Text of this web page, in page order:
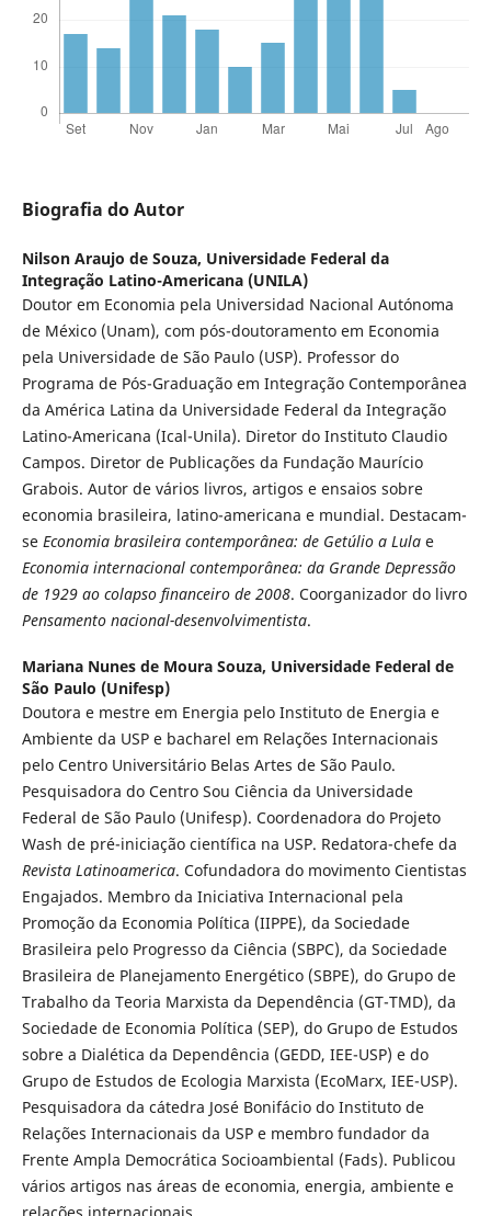
Biografia do Autor
Nilson Araujo de Souza, Universidade Federal da
Integração Latino-Americana (UNILA)
Doutor em Economia pela Universidad Nacional Autónoma
de México (Unam), com pós-doutoramento em Economia
pela Universidade de São Paulo (USP). Professor do
Programa de Pós-Graduação em Integração Contemporânea
da América Latina da Universidade Federal da Integração
Latino-Americana (Ical-Unila). Diretor do Instituto Claudio
Campos. Diretor de Publicações da Fundação Maurício
Grabois. Autor de vários livros, artigos e ensaios sobre
economia brasileira, latino-americana e mundial. Destacam-
se Economia brasileira contemporânea: de Getúlio a Lulae
Economia internacional contemporânea: da Grande Depressão
de 1929 ao colapso financeiro de 2008. Coorganizador do livro
Pensamento nacional-desenvolvimentista.
Mariana Nunes de Moura Souza, Universidade Federal de
São Paulo (Unifesp)
Doutora e mestre em Energia pelo Instituto de Energia e
Ambiente da USP e bacharel em Relações Internacionais
pelo Centro Universitário Belas Artes de São Paulo.
Pesquisadora do Centro Sou Ciência da Universidade
Federal de São Paulo (Unifesp). Coordenadora do Projeto
Wash de pré-iniciação científica na USP. Redatora-chefe da
Revista Latinoamerica. Cofundadora do movimento Cientistas
Engajados. Membro da Iniciativa Internacional pela
Promoção da Economia Política (IIPPE), da Sociedade
Brasileira pelo Progresso da Ciência (SBPC), da Sociedade
Brasileira de Planejamento Energético (SBPE), do Grupo de
Trabalho da Teoria Marxista da Dependência (GT-TMD), da
Sociedade de Economia Política (SEP), do Grupo de Estudos
sobre a Dialética da Dependência (GEDD, IEE-USP) e do
Grupo de Estudos de Ecologia Marxista (EcoMarx, IEE-USP).
Pesquisadora da cátedra José Bonifácio do Instituto de
Relações Internacionais da USP e membro fundador da
Frente Ampla Democrática Socioambiental (Fads). Publicou
vários artigos nas áreas de economia, energia, ambiente e